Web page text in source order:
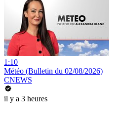
1:10
Météo (Bulletin du 02/08/2026)
CNEWS
il y a 3 heures